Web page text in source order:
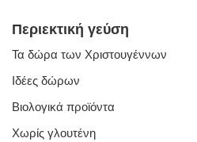
Περιεκτική γεύση
Τα δώρα των Χριστουγέννων
Ιδέες δώρων
Βιολογικά προϊόντα
Χωρίς γλουτένη